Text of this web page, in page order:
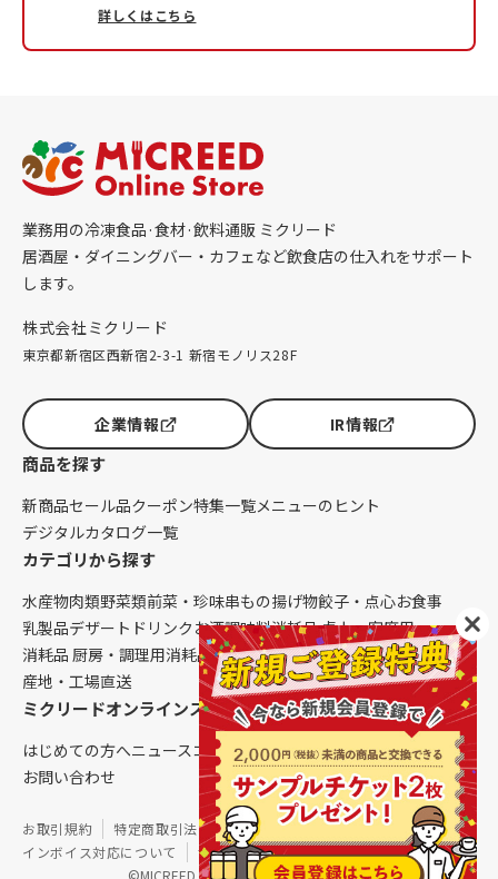
詳しくはこちら
業務用の冷凍食品·食材·飲料通販 ミクリード
居酒屋・ダイニングバー・カフェなど飲食店の仕入れをサポート
します。
株式会社ミクリード
東京都新宿区西新宿2-3-1 新宿モノリス28F
企業情報 IR情報
商品を探す
新商品セール品クーポン特集一覧メニューのヒント
デジタルカタログ一覧
カテゴリから探す
水産物肉類野菜類前菜・珍味串もの揚げ物餃子・点心お食事
乳製品デザート ドリンク お酒調味料消耗品 卓上・客席用
消耗品 厨房・調理用消耗品 クレンリネス生鮮品（配送便限定）
産地・工場直送
ミクリードオンラインストアについて
はじめての方へニュースコラムご利用ガイド会社概要
お問い合わせ
©MICREED CO.,LTD. All Rights Reserved.
お取引規約 特定商取引法に基づく表記
個人情報保護方針
インボイス対応について
サイトマップ